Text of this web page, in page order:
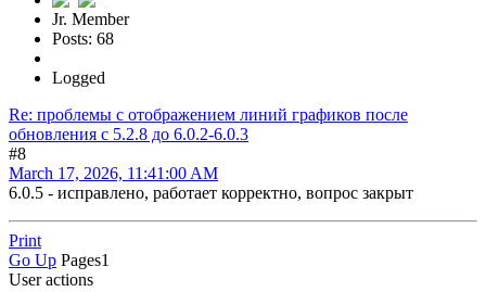
Jr. Member
Posts: 68
Logged
Re: проблемы с отображением линий графиков после
обновления c 5.2.8 до 6.0.2-6.0.3
#8
March 17, 2026, 11:41:00 AM
6.0.5 - исправлено, работает корректно, вопрос закрыт
Print
Go Up Pages1
User actions